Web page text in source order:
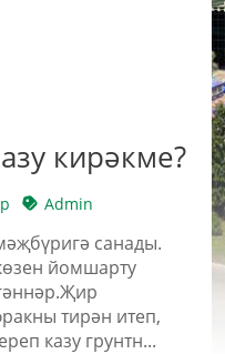
кирәкме?
Admin
санады.
йомшарту
тирән итеп,
казу грунтн...